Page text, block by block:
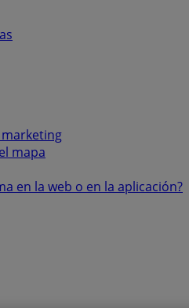
mapa
en la web o en la aplicación?